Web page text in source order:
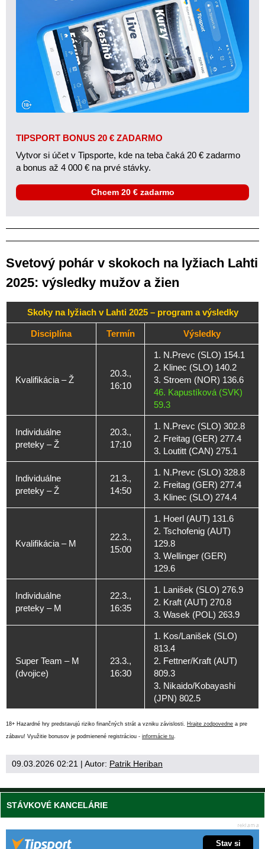
TIPSPORT BONUS 20 € ZADARMO
Vytvor si účet v Tipsporte, kde na teba čaká 20 € zadarmo
a bonus až 4 000 € na prvé stávky.
Chcem 20 € zadarmo
Svetový pohár v skokoch na lyžiach Lahti
2025: výsledky mužov a žien
Skoky na lyžiach v Lahti 2025 – program a výsledky
Disciplína Termín Výsledky
Kvalifikácia – Ž
20.3.,
16:10
1. N.Prevc (SLO) 154.1
2. Klinec (SLO) 140.2
3. Stroem (NOR) 136.6
46. Kapustíková (SVK)
59.3
Individuálne
preteky – Ž
20.3.,
17:10
1. N.Prevc (SLO) 302.8
2. Freitag (GER) 277.4
3. Loutitt (CAN) 275.1
Individuálne
preteky – Ž
21.3.,
14:50
1. N.Prevc (SLO) 328.8
2. Freitag (GER) 277.4
3. Klinec (SLO) 274.4
Kvalifikácia – M
22.3.,
15:00
1. Hoerl (AUT) 131.6
2. Tschofenig (AUT)
129.8
3. Wellinger (GER)
129.6
Individuálne
preteky – M
22.3.,
16:35
1. Lanišek (SLO) 276.9
2. Kraft (AUT) 270.8
3. Wasek (POL) 263.9
Super Team – M
(dvojice)
23.3.,
16:30
1. Kos/Lanišek (SLO)
813.4
2. Fettner/Kraft (AUT)
809.3
3. Nikaido/Kobayashi
(JPN) 802.5
18+ Hazardné hry predstavujú riziko finančných strát a vzniku závislosti. Hrajte zodpovedne a pre
zábavu! Využitie bonusov je podmienené registráciou - informácie tu.
09.03.2026 02:21 | Autor: Patrik Heriban
STÁVKOVÉ KANCELÁRIE
Stav si